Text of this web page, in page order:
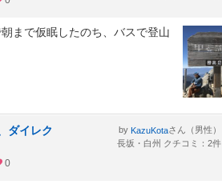
まで仮眠したのち、バスで登山
ダイレク
0
by KazuKotaさん（男性）
長坂・白州 クチコミ：2件